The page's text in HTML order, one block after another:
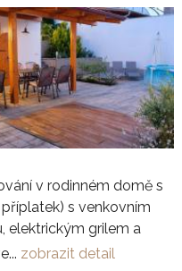
v rodinném domě s
s venkovním
elektrickým grilem a
zobrazit detail